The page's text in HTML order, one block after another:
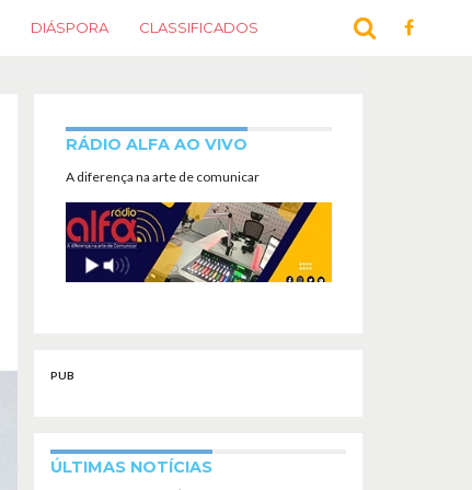
DIÁSPORA CLASSIFICADOS
RÁDIO ALFA AO VIVO
A diferença na arte de comunicar
PUB
ÚLTIMAS NOTÍCIAS